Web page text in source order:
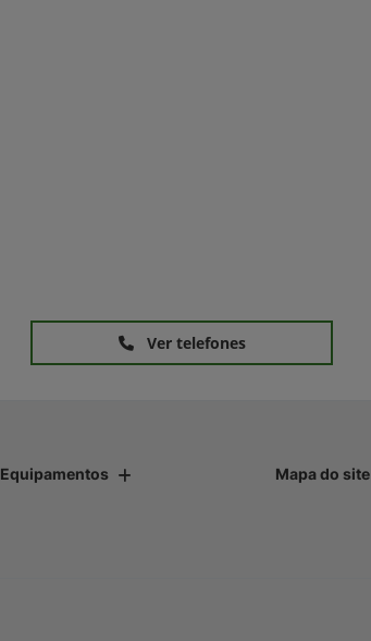
Ver telefones
Equipamentos Mapa do site